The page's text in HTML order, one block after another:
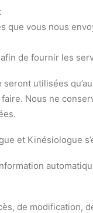
que vous nous
de fournir les
utilisées
Nous ne
et Kinésiologue
de